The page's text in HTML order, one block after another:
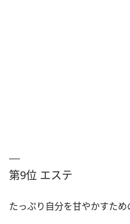
第9位 エステ
たっぷり自分を甘やかすため